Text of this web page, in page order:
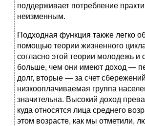
поддерживает потребление
неизменным.
Подходная функция также легко
помощью теории жизненного
согласно этой теории молодежь и
больше, чем они имеют доход —
долг, вторые — за счет
низкооплачиваемая группа
значительна. Высокий доход
куда относятся лица среднего
этом возрасте, как мы отметили,